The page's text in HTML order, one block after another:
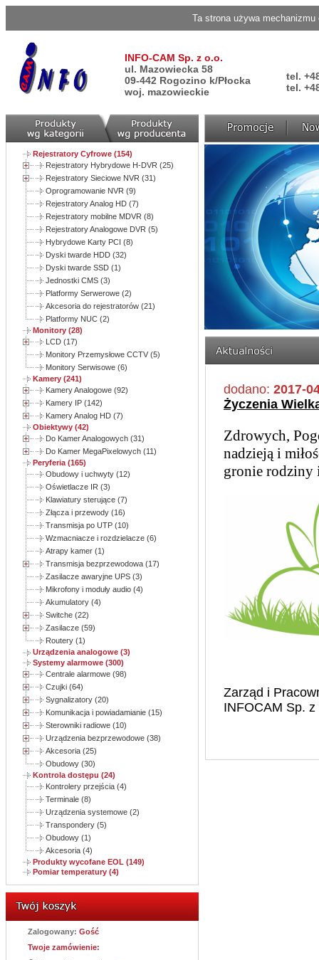
Ta strona używa
INFO-CAM Sp. z o.o.
ul. Mazowiecka 58
09-442 Rogozino k/Płocka
woj. mazowieckie
tel.
tel.
Rejestratory Cyfrowe (154)
Rejestratory Hybrydowe H-DVR (25)
Rejestratory Sieciowe NVR (31)
Oprogramowanie NVR (9)
Rejestratory Analog HD (7)
Rejestratory mobilne MDVR (8)
Rejestratory Analogowe DVR (5)
Hybrydowe Karty PCI (8)
Dyski twarde HDD (32)
Dyski twarde SSD (1)
Jednostki CMS (3)
Platformy Serwerowe (2)
Akcesoria do rejestratorów (21)
Platformy NUC (2)
Monitory (28)
LCD (17)
Monitory Przemysłowe CCTV (5)
Monitory Serwisowe (6)
Kamery (241)
Kamery Analogowe (92)
Kamery IP (142)
Kamery Analog HD (7)
Obiektywy (42)
Do Kamer Analogowych (31)
Do Kamer MegaPixelowych (11)
Peryferia (165)
Obudowy i uchwyty (12)
Oświetlacze IR (3)
Klawiatury sterujące (7)
Złącza i przewody (16)
Transmisja po UTP (10)
Wzmacniacze i rozdzielacze (6)
Atrapy kamer (1)
Transmisja bezprzewodowa (17)
Zasilacze awaryjne UPS (3)
Mikrofony i moduły audio (4)
Akumulatory (4)
Switche (22)
Zasilacze (59)
Routery (1)
Urządzenia analogowe (3)
Systemy alarmowe (300)
Centrale alarmowe (98)
Czujki (64)
Sygnalizatory (20)
Komunikacja i powiadamianie (15)
Sterowniki radiowe (10)
Urządzenia bezprzewodowe (38)
Akcesoria (25)
Obudowy (30)
Kontrola dostępu (24)
Kontrolery przejścia (4)
Terminale (8)
Urządzenia systemowe (2)
Transpondery (5)
Obudowy (1)
Akcesoria (4)
Produkty wycofane EOL (149)
Pomiar temperatury (4)
Zalogowany: Gość
Twoje zamówienie:
dodano: 2017-
Życzenia
Zdrowych,
nadzieją i
gronie rodziny
Zarząd i
INFOCAM Sp.